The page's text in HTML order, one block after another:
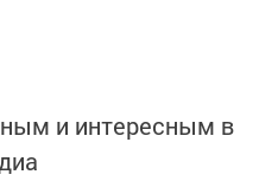
и интересным в